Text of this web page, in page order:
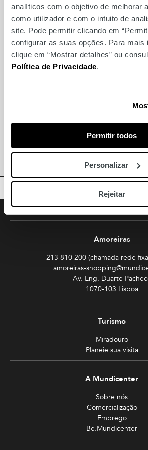
analíticos com o objetivo de melhorar
como utilizador e com o intuito de
site. Pode permitir clicando em
configurar as suas opções. Para mais
clique em “Mostrar detalhes” ou
Política de Privacidade.
Permitir todos
Personalizar
Rejeitar
MARCAS
Também para si
Teresa Alecrim
Facebook
Amoreiras
213 810 200 (chamada rede
amoreiras-
Av. Eng. Duarte
1070-103 Lisboa
Turismo
Miradouro
Planeie sua visita
A Mundicenter
Sobre nós
Comercialização
Emprego
Be.Mundicenter